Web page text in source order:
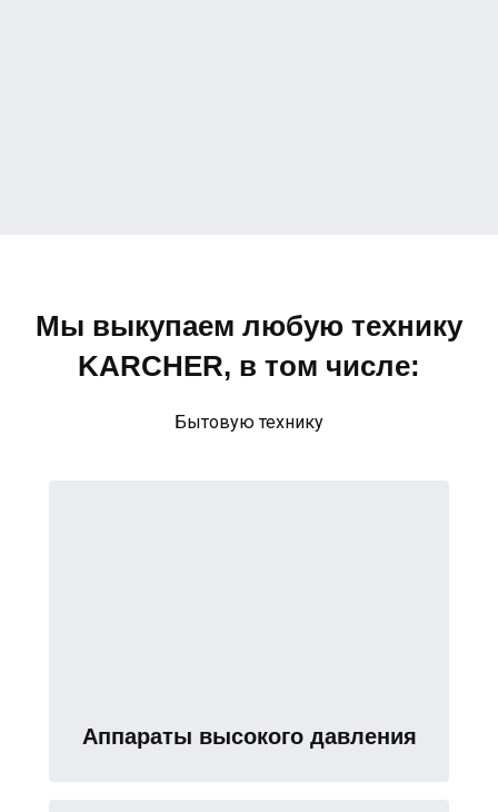
Мы выкупаем любую технику
KARCHER, в том числе:
Бытовую технику
Аппараты высокого давления